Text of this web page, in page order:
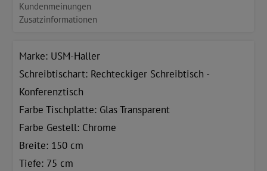
Kundenmeinungen
Zusatzinformationen
Marke: USM-Haller
Schreibtischart: Rechteckiger Schreibtisch -
Konferenztisch
Farbe Tischplatte: Glas Transparent
Farbe Gestell: Chrome
Breite: 150 cm
Tiefe: 75 cm